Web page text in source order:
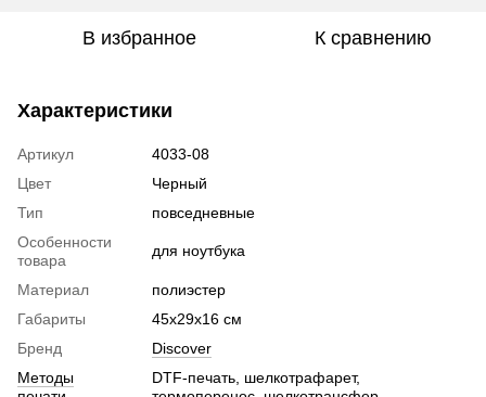
В избранное К сравнению
Характеристики
Артикул
4033-08
Цвет
Черный
Тип
повседневные
Особенности
товара
для ноутбука
Материал
полиэстер
Габариты
45х29х16 см
Бренд
Discover
Методы
DTF-печать, шелкотрафарет,